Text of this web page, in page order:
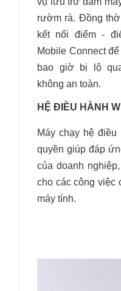
rườm rà. Đồng
kết nối điểm -
Mobile Connect
bao giờ bị lộ
không an toàn.
HỆ ĐIỀU HÀNH
Máy chạy hệ điều
quyền giúp đáp
của doanh
cho các công việc
máy tính.